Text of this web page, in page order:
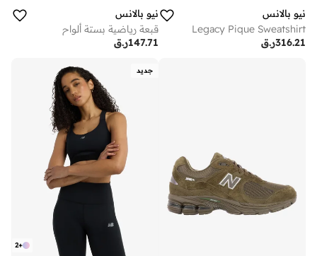
نيو بالانس
Legacy Pique Sweatshirt
ر.ق316.21
نيو بالانس
قبعة رياضية بستة ألواح
ر.ق147.71
جديد
+
2